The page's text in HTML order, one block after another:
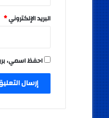
البريد الإلكتروني*
احفظ اسمي،